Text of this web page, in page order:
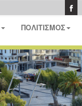
ΠΟΛΙΤΙΣΜΟΣ